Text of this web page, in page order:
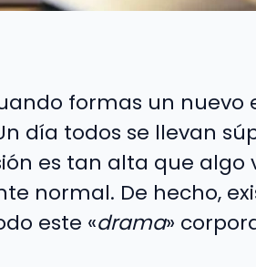
formas un nuevo
día todos se llevan
es tan alta que algo
normal. De hecho,
este «drama»